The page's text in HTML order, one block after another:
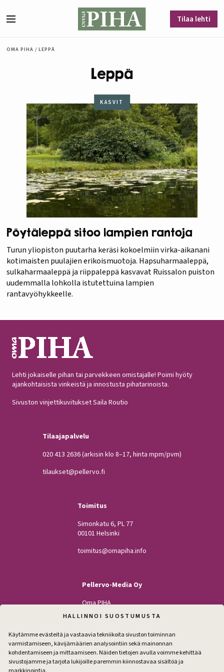
HALLINNOI SUOSTUMUSTA
Käytämme evästeitä ja vastaavia tekniikoita sivuston toiminnan
varmistamiseen, kävijämäärien analysointiin sekä mainonnan
kohdentamiseen ja mittaamiseen. Näiden tietojen avulla voimme kehittää
sivustojamme ja tarjota lukijoille paremmin kiinnostavaa sisältöä ja
Tilaa lehti
OMA PIHA / LEPPÄ
Leppä
KASVIT
Pöytäleppä sitoo lampien rantoja
Turun yliopiston puutarha keräsi kokoelmiin virka-aikanani
kotimaisten puulajien erikoismuotoja. Hapsuharmaaleppä,
sulkaharmaaleppä ja riippaleppä kasvavat Ruissalon puiston
uudemmalla lohkolla istutettuina lampien
rantavyöhykkeelle.
Lehti jokaiselle pihan tai parvekkeen omistajalle! Poimi hyöty
ajankohtaisista vinkeistä ja innostusta pihatarinoista.
Sivuston vinjettikuvitukset Saila Routio
Tilaajapalvelu
020 413 2636(arkisin klo 8–17, hinta mpm/pvm)
tilaukset@pellervo.fi
Toimitus
Simonkatu 6, PL 77
00101 Helsinki
toimitus@omapiha.info
Pellervo-Media Oy
Oma PIHA
Kodin Pellervo
Maatilan Pellervo